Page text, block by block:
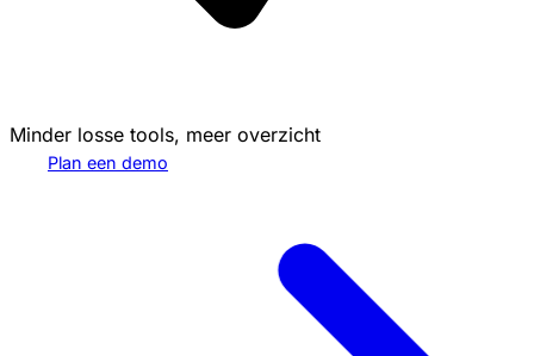
Minder losse tools, meer overzicht
Plan een demo